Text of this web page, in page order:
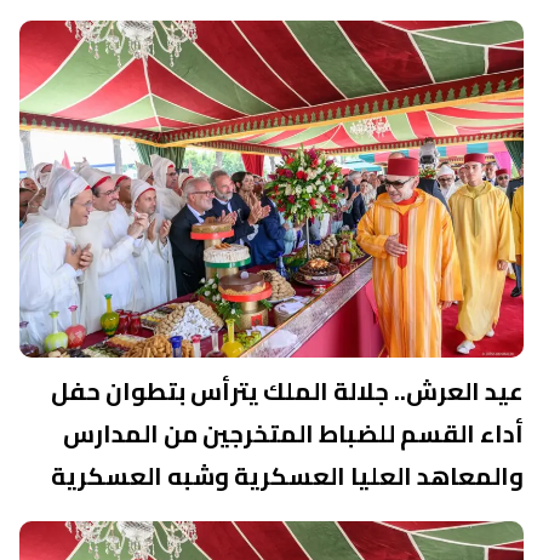
عيد العرش.. جلالة الملك يترأس بتطوان حفل
أداء القسم للضباط المتخرجين من المدارس
والمعاهد العليا العسكرية وشبه العسكرية